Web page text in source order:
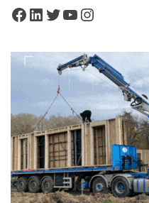
Facebook
LinkedIn
Twitter
YouTube
Instagram